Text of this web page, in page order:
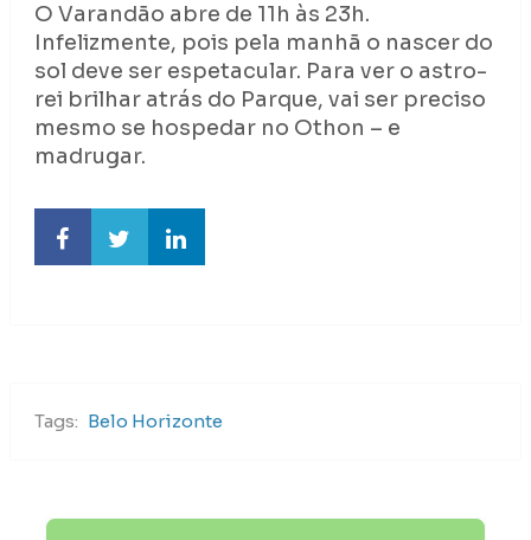
O Varandão abre de 11h às 23h.
Infelizmente, pois pela manhã o nascer do
sol deve ser espetacular. Para ver o astro-
rei brilhar atrás do Parque, vai ser preciso
mesmo se hospedar no Othon – e
madrugar.
Tags: Belo Horizonte